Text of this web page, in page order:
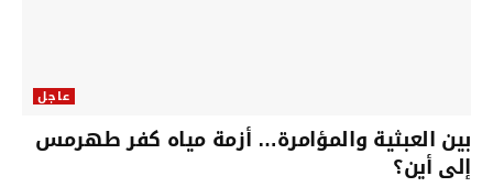
عاجل
بين العبثية والمؤامرة… أزمة مياه كفر طهرمس
إلى أين؟